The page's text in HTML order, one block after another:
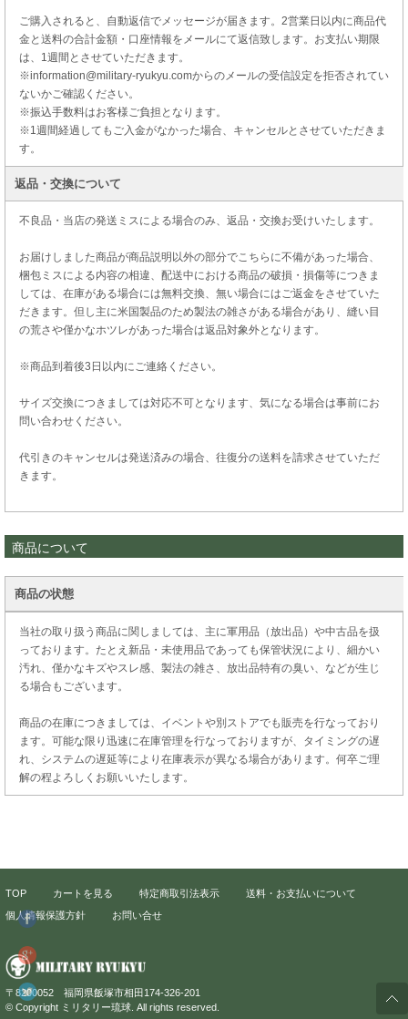
ご購入されると、自動返信でメッセージが届きます。2営業日以内に商品代
金と送料の合計金額・口座情報をメールにて返信致します。お支払い期限
は、1週間とさせていただきます。
※information@military-ryukyu.comからのメールの受信設定を拒否されてい
ないかご確認ください。
※振込手数料はお客様ご負担となります。
※1週間経過してもご入金がなかった場合、キャンセルとさせていただきま
す。
返品・交換について
不良品・当店の発送ミスによる場合のみ、返品・交換お受けいたします。
お届けしました商品が商品説明以外の部分でこちらに不備があった場合、
梱包ミスによる内容の相違、配送中における商品の破損・損傷等につきま
しては、在庫がある場合には無料交換、無い場合にはご返金をさせていた
だきます。但し主に米国製品のため製法の雑さがある場合があり、縫い目
の荒さや僅かなホツレがあった場合は返品対象外となります。
※商品到着後3日以内にご連絡ください。
サイズ交換につきましては対応不可となります、気になる場合は事前にお
問い合わせください。
代引きのキャンセルは発送済みの場合、往復分の送料を請求させていただ
きます。
商品について
商品の状態
当社の取り扱う商品に関しましては、主に軍用品（放出品）や中古品を扱
っております。たとえ新品・未使用品であっても保管状況により、細かい
汚れ、僅かなキズやスレ感、製法の雑さ、放出品特有の臭い、などが生じ
る場合もございます。
商品の在庫につきましては、イベントや別ストアでも販売を行なっており
ます。可能な限り迅速に在庫管理を行なっておりますが、タイミングの遅
れ、システムの遅延等により在庫表示が異なる場合があります。何卒ご理
解の程よろしくお願いいたします。
TOP カートを見る 特定商取引法表示
送料・お支払いについて
個人情報保護方針
お問い合せ
〒8200052 福岡県飯塚市相田174-326-201
© Copyright ミリタリー琉球. All rights reserved.